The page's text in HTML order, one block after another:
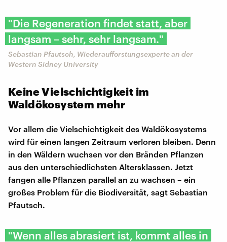
"Die Regeneration findet statt, aber
langsam – sehr, sehr langsam."
Sebastian Pfautsch, Wiederaufforstungsexperte an der
Western Sidney University
Keine Vielschichtigkeit im
Waldökosystem mehr
Vor allem die Vielschichtigkeit des Waldökosystems
wird für einen langen Zeitraum verloren bleiben. Denn
in den Wäldern wuchsen vor den Bränden Pflanzen
aus den unterschiedlichsten Altersklassen. Jetzt
fangen alle Pflanzen parallel an zu wachsen – ein
großes Problem für die Biodiversität, sagt Sebastian
Pfautsch.
"Wenn alles abrasiert ist, kommt alles in